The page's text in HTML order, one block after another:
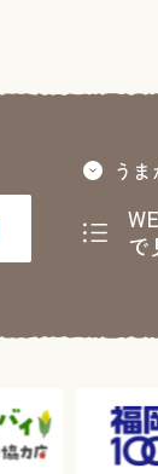
う
で